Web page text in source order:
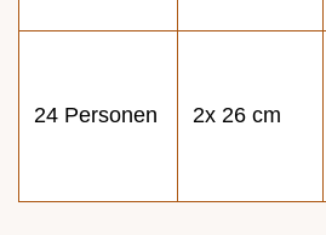
24 Personen 2x 26 cm